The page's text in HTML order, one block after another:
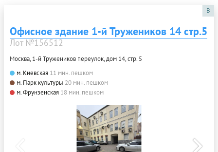
B
Офисное здание 1-й Тружеников 14 стр.5
Лот №156512
Москва, 1-й Тружеников переулок, дом 14, стр. 5
м. Киевская 11 мин. пешком
м. Парк культуры 20 мин. пешком
м. Фрунзенская 18 мин. пешком